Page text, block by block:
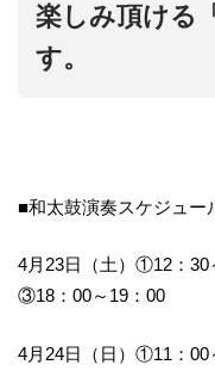
楽しみ頂ける
す。
■和太鼓演奏スケジュー
4月23日（土）①12：
③18：00～19：00
4月24日（日）①11：